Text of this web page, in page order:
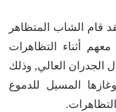
قام الشاب المتظاهر
معهم أثناء التظاهرات
الجدران العالي, وذلك
المسيل للدموع